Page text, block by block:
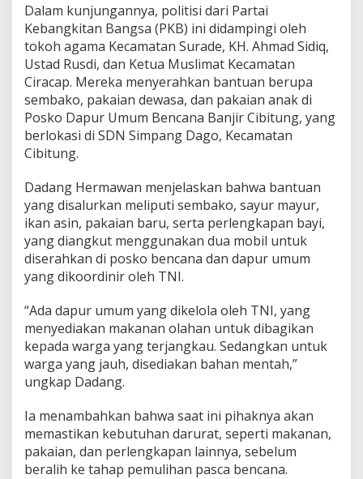
d
i
s
P
a
s
c
a
B
j
i
r
d
i
C
i
i
t
u
n
g
l
u
r
k
Dalam kunjungannya, politisi dari Partai
Kebangkitan Bangsa (PKB) ini didampingi oleh
tokoh agama Kecamatan Surade, KH. Ahmad Sidiq,
Ustad Rusdi, dan Ketua Muslimat Kecamatan
Ciracap. Mereka menyerahkan bantuan berupa
sembako, pakaian dewasa, dan pakaian anak di
Posko Dapur Umum Bencana Banjir Cibitung, yang
berlokasi di SDN Simpang Dago, Kecamatan
Cibitung.
Dadang Hermawan menjelaskan bahwa bantuan
yang disalurkan meliputi sembako, sayur mayur,
ikan asin, pakaian baru, serta perlengkapan bayi,
yang diangkut menggunakan dua mobil untuk
diserahkan di posko bencana dan dapur umum
yang dikoordinir oleh TNI.
“Ada dapur umum yang dikelola oleh TNI, yang
menyediakan makanan olahan untuk dibagikan
kepada warga yang terjangkau. Sedangkan untuk
warga yang jauh, disediakan bahan mentah,”
ungkap Dadang.
Ia menambahkan bahwa saat ini pihaknya akan
memastikan kebutuhan darurat, seperti makanan,
pakaian, dan perlengkapan lainnya, sebelum
beralih ke tahap pemulihan pasca bencana.